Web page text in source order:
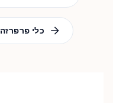
כלי פרפרזה